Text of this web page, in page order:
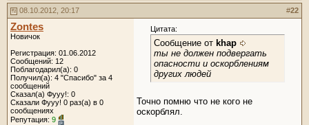
08.10.2012, 20:17 #22
Zontes
Новичок
Регистрация: 01.06.2012
Сообщений: 12
Поблагодарил(а): 0
Получил(а): 4 "Спасибо" за 4
сообщений
Сказал(а) Фууу!: 0
Сказали Фууу! 0 раз(а) в 0
сообщениях
Репутация: 9
Цитата:
Сообщение от khap
ты не должен подвергать
опасности и оскорблениям
других людей
Точно помню что не кого не
оскорблял.